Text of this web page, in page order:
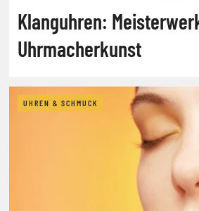
Klanguhren:
Uhrmacherkunst
UHREN & SCHMUCK